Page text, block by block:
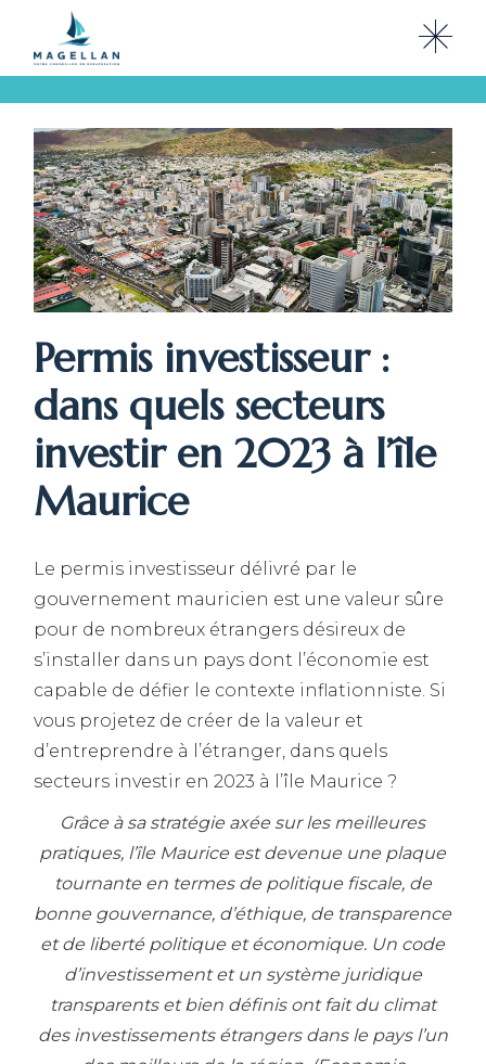
content
Permis investisseur :
dans quels secteurs
investir en 2023 à l’île
Maurice
Le permis investisseur délivré par le
gouvernement mauricien est une valeur sûre
pour de nombreux étrangers désireux de
s’installer dans un pays dont l’économie est
capable de défier le contexte inflationniste. Si
vous projetez de créer de la valeur et
d’entreprendre à l’étranger, dans quels
secteurs investir en 2023 à l’île Maurice ?
Grâce à sa stratégie axée sur les meilleures
pratiques, l’île Maurice est devenue une plaque
tournante en termes de politique fiscale, de
bonne gouvernance, d’éthique, de transparence
et de liberté politique et économique. Un code
d’investissement et un système juridique
transparents et bien définis ont fait du climat
des investissements étrangers dans le pays l’un